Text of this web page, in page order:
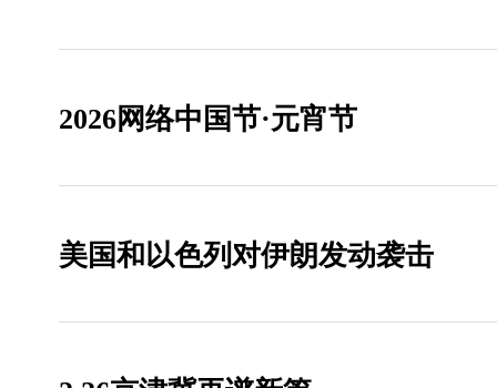
2026网络中国节·元宵节
美国和以色列对伊朗发动袭击